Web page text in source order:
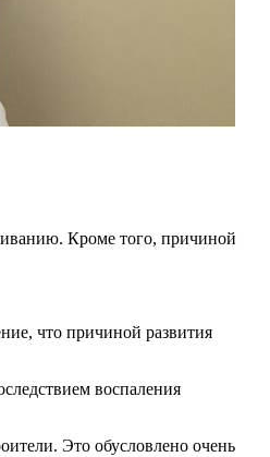
Кроме того, причиной
что причиной развития
воспаления
Это обусловлено очень